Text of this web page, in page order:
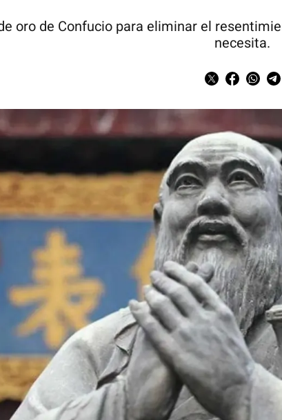
oro de Confucio para eliminar el
necesita.